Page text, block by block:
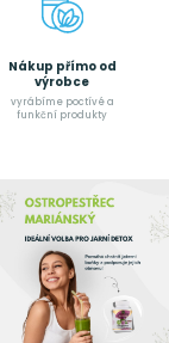
Nákup přímo od
výrobce
vyrábíme poctívé a
funkční produkty